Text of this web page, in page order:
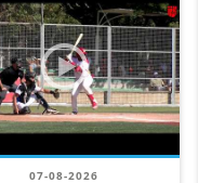
07-08-2026